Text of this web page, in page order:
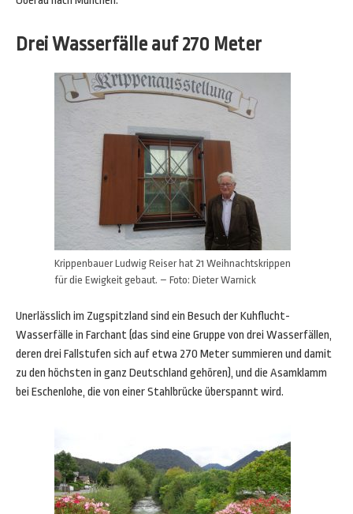
Drei Wasserfälle auf 270 Meter
Krippenbauer Ludwig Reiser hat 21 Weihnachtskrippen
für die Ewigkeit gebaut. – Foto: Dieter Warnick
Unerlässlich im Zugspitzland sind ein Besuch der Kuhflucht-
Wasserfälle in Farchant (das sind eine Gruppe von drei Wasserfällen,
deren drei Fallstufen sich auf etwa 270 Meter summieren und damit
zu den höchsten in ganz Deutschland gehören), und die Asamklamm
bei Eschenlohe, die von einer Stahlbrücke überspannt wird.